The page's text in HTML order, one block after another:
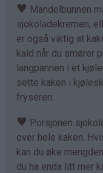
♥ Mandelbunnen
sjokoladekremen,
er også viktig at
kald når du smører
langpannen i et
sette kaken i
fryseren.
♥ Porsjonen
over hele kaken.
kan du øke
du ha enda litt mer